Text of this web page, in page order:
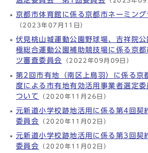
京都市体育館に係る京都市ネーミン
（2023年07月11日）
伏見桃山城運動公園野球場、吉祥院
極総合運動公園補助競技場に係る京
ツ審査委員会
（2022年09月09日）
第2回市有地（南区上鳥羽）に係る京
度による市有地有効活用事業者選定
ついて
（2020年11月26日）
元新道小学校跡地活用に係る第4回契
委員会
（2020年11月02日）
元新道小学校跡地活用に係る第3回契
委員会
（2020年11月02日）